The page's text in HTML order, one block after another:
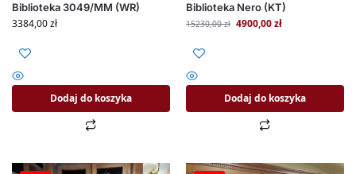
Biblioteka 3049/MM (WR)
3384,00zł
Dodaj do koszyka
Biblioteka Nero (KT)
15230,00zł 4900,00zł
Dodaj do koszyka